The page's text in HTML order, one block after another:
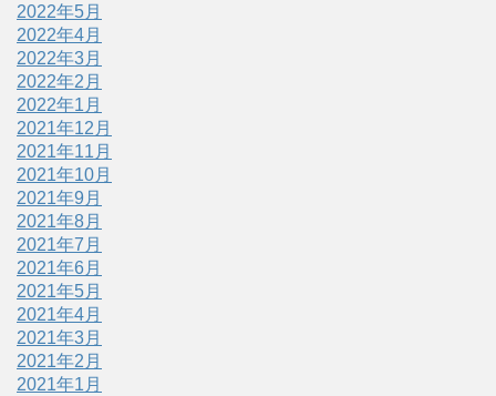
2022年5月
2022年4月
2022年3月
2022年2月
2022年1月
2021年12月
2021年11月
2021年10月
2021年9月
2021年8月
2021年7月
2021年6月
2021年5月
2021年4月
2021年3月
2021年2月
2021年1月